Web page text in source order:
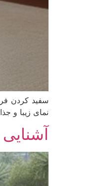
سفید کردن
نمای زیبا و
آشنایی با ۱۰ مورد از بهترین مواد شوینده